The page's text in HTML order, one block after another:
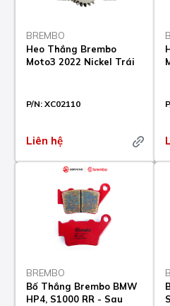
BREMBO
Heo Thắng Brembo
Moto3 2022 Nickel Trái
P/N: XC02110
Liên hệ
BREMBO
Bố Thắng Brembo BMW
HP4, S1000 RR - Sau